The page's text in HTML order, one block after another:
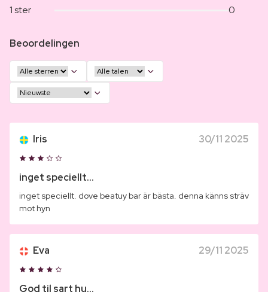
1 ster
0
Beoordelingen
Iris 30/11 2025
inget speciellt...
inget speciellt. dove beatuy bar är bästa. denna känns sträv
mot hyn
Eva 29/11 2025
God til sart hu...